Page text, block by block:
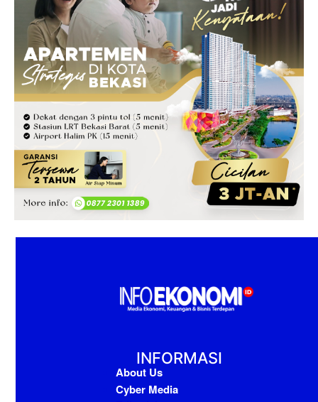
INFORMASI
About Us
Cyber Media